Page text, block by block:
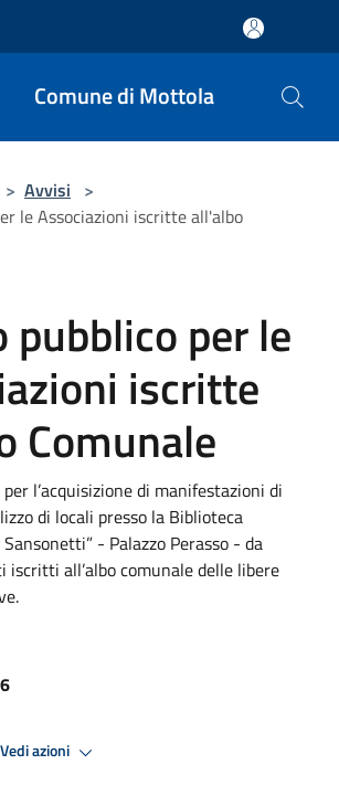
Comune di Mottola
> Avvisi >
le Associazioni iscritte all'albo
pubblico per le
iscritte
Comunale
l’acquisizione di manifestazioni di
di locali presso la Biblioteca
- Palazzo Perasso - da
iscritti all’albo comunale delle libere
Vedi azioni